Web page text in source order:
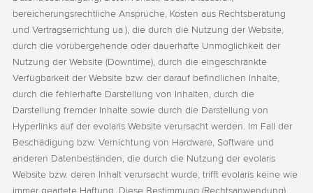
bereicherungsrechtliche Ansprüche, Kosten aus Rechtsberatung
und Vertragserrichtung ua.), die durch die Nutzung der Website,
durch die vorübergehende oder dauerhafte Unmöglichkeit der
Nutzung der Website (Downtime), durch die eingeschränkte
Verfügbarkeit der Website bzw. der darauf befindlichen Inhalte,
durch die fehlerhafte Darstellung von Inhalten, durch die
Darstellung fremder Inhalte sowie durch die Darstellung von
Hyperlinks auf der evolaris Website verursacht werden. Im Fall der
Beschädigung bzw. Vernichtung von Hardware, Software und
anderen Datenbeständen, die durch die Nutzung der evolaris
Website bzw. deren Inhalt verursacht wurde, trifft evolaris keine wie
immer geartete Haftung. Diese Bestimmung (Rechtsanwendung)